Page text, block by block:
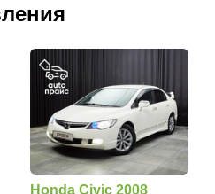
Honda Civic 2008